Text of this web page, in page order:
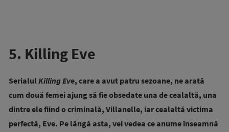
5. Killing Eve
SerialulKilling Eve, care a avut patru sezoane, ne arată
cum două femei ajung să fie obsedate una de cealaltă, una
dintre ele fiind o criminală, Villanelle, iar cealaltă victima
perfectă, Eve. Pe lângă asta, vei vedea ce anume înseamnă